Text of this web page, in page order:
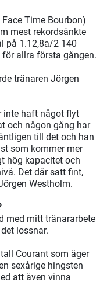
Face Time Bourbon)
mest rekordsänkte
på 1.12,8a/2 140
för allra första gången.
tränaren Jörgen
inte haft något flyt
och någon gång har
till det och han
som kommer mer
hög kapacitet och
Det där satt fint,
Westholm.
med mitt tränararbete
lossnar.
Courant som äger
sexårige hingsten
att även vinna